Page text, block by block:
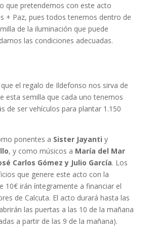
que pretendemos con este acto
+ Paz, pues todos tenemos dentro de
de la iluminación que puede
las condiciones adecuadas.
el regalo de Ildefonso nos sirva de
esta semilla que cada uno tenemos
de ser vehículos para plantar 1.150
ponentes a Sister Jayanti y
, y como músicos a María del Mar
Carlos Gómez y Julio García. Los
que genere este acto con la
10€ irán íntegramente a financiar el
de Calcuta. El acto durará hasta las
las puertas a las 10 de la mañana
a partir de las 9 de la mañana).